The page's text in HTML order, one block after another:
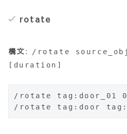
rotate
構文:
/rotate
[duration]
/rotate tag:door_01
/rotate tag:door